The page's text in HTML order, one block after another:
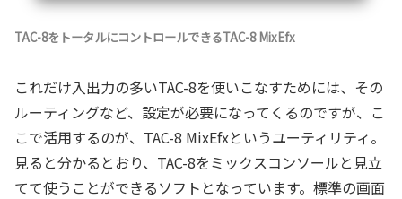
TAC-8をトータルにコントロールできるTAC-8 MixEfx
これだけ入出力の多いTAC-8を使いこなすためには、その
ルーティングなど、設定が必要になってくるのですが、こ
こで活用するのが、TAC-8 MixEfxというユーティリティ。
見ると分かるとおり、TAC-8をミックスコンソールと見立
てて使うことができるソフトとなっています。標準の画面